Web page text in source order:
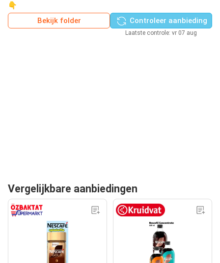
👇
Bekijk folder
Controleer aanbieding
Laatste controle: vr 07 aug
Vergelijkbare aanbiedingen